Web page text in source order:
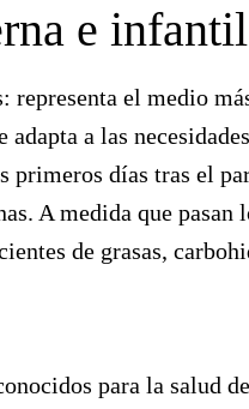
e infantil
representa el medio
a las
primeros días tras el
A medida que pasan
de grasas,
para la salud